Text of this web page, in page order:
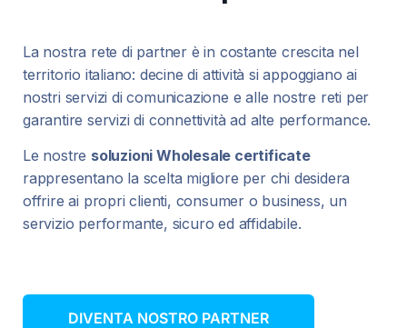
La nostra rete di partner è in costante crescita nel
territorio italiano: decine di attività si appoggiano ai
nostri servizi di comunicazione e alle nostre reti per
garantire servizi di connettività ad alte performance.
Le nostre soluzioni Wholesale certificate
rappresentano la scelta migliore per chi desidera
offrire ai propri clienti, consumer o business, un
servizio performante, sicuro ed affidabile.
DIVENTA NOSTRO PARTNER